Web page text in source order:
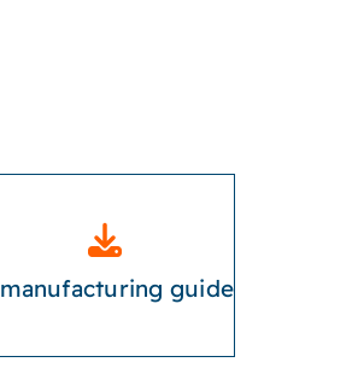
manufacturing guide